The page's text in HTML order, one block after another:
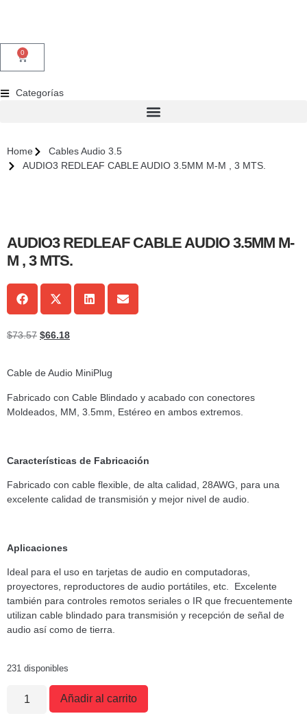
0
Categorías
Home
Cables Audio 3.5
AUDIO3 REDLEAF CABLE AUDIO 3.5MM M-M , 3 MTS.
AUDIO3 REDLEAF CABLE AUDIO 3.5MM M-
M , 3 MTS.
$73.57 $66.18
Cable de Audio MiniPlug
Fabricado con Cable Blindado y acabado con conectores
Moldeados, MM, 3.5mm, Estéreo en ambos extremos.
Características de Fabricación
Fabricado con cable flexible, de alta calidad, 28AWG, para una
excelente calidad de transmisión y mejor nivel de audio.
Aplicaciones
Ideal para el uso en tarjetas de audio en computadoras,
proyectores, reproductores de audio portátiles, etc. Excelente
también para controles remotos seriales o IR que frecuentemente
utilizan cable blindado para transmisión y recepción de señal de
audio así como de tierra.
231 disponibles
Añadir al carrito